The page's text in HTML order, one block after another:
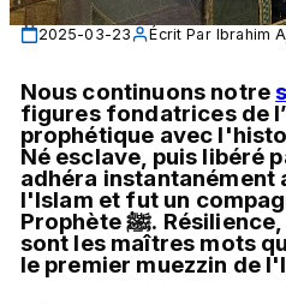
2025-03-23 Écrit Par Ibrahim
Nous continuons notre
figures fondatrices de
prophétique avec
Né esclave, puis libéré
adhéra instantanément
l'Islam et fut un
Prophète ﷺ. Résilience, patience et dévotion
sont les maîtres mots
le premier muezzin de